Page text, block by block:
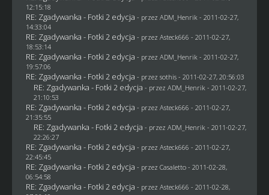
12:15:18
RE: Zgadywanka - Fotki 2 edycja - przez ADM_Henrik - 2011-02-27,
14:33:04
RE: Zgadywanka - Fotki 2 edycja - przez Asteck666 - 2011-02-27,
18:53:14
RE: Zgadywanka - Fotki 2 edycja - przez ADM_Henrik - 2011-02-27,
19:57:06
RE: Zgadywanka - Fotki 2 edycja - przez sothis- 2011-02-27, 20:56:03
RE: Zgadywanka - Fotki 2 edycja - przez ADM_Henrik - 2011-02-27,
21:10:53
RE: Zgadywanka - Fotki 2 edycja - przez Asteck666 - 2011-02-27,
21:35:55
RE: Zgadywanka - Fotki 2 edycja - przez ADM_Henrik - 2011-02-27,
22:26:27
RE: Zgadywanka - Fotki 2 edycja - przez Asteck666 - 2011-02-27,
22:45:45
RE: Zgadywanka - Fotki 2 edycja - przez Casaletto- 2011-02-28,
06:54:58
RE: Zgadywanka - Fotki 2 edycja - przez Asteck666 - 2011-02-28,